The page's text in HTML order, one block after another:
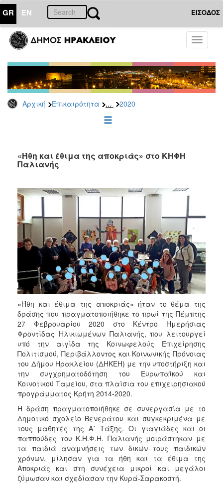
GR EN ΕΙΣΟΔΟΣ
Toggle
Αρχική Επικαιρότητα ... 2020
ΕΠΙΚΑΙΡΟΤΗΤΑ
Τύπου
Αρχείο
2026
2025
2022
2021
2019
2018
2016
2015
2013
2012
2011
2010
2006
ΔΗΜΟΤΗΣ
ΕΠΙΣΚΕΠΤΗΣ
ΗΡΑΚΛΕΙΟ
«Ήθη και έθιμα της αποκριάς» στο ΚΗΦΗ
Παλιανής
«Ήθη και έθιμα της αποκριάς» ήταν το θέμα της
δράσης που πραγματοποιήθηκε το πρωί της Πέμπτης
27 Φεβρουαρίου 2020 στο Κέντρο Ημερήσιας
Φροντίδας Ηλικιωμένων Παλιανής, που λειτουργεί
υπό την αιγίδα της Κοινωφελούς Επιχείρησης
Πολιτισμού, Περιβάλλοντος και Κοινωνικής Πρόνοιας
του Δήμου Ηρακλείου (ΔΗΚΕΗ) με την υποστήριξη και
την συγχρηματοδότηση του Ευρωπαϊκού και
Κοινοτικού Ταμείου, στα πλαίσια του επιχειρησιακού
προγράμματος Κρήτη 2014-2020.
Η δράση πραγματοποιήθηκε σε συνεργασία με το
Δημοτικό σχολείο Βενεράτου και συγκεκριμένα με
τους μαθητές της Α΄ Τάξης. Οι γιαγιάδες και οι
παππούδες του Κ.Η.Φ.Η. Παλιανής μοιράστηκαν με
τα παιδιά αναμνήσεις των δικών τους παιδικών
χρόνων, μίλησαν για τα ήθη και τα έθιμα της
Αποκριάς και στη συνέχεια μικροί και μεγάλοι
ζύμωσαν και σχεδίασαν την Κυρά-Σαρακοστή.